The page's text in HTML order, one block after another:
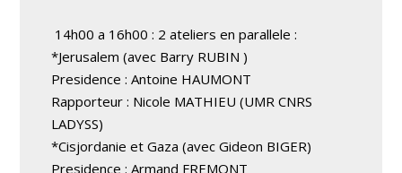
14h00 a 16h00 : 2 ateliers en parallele :
*Jerusalem (avec Barry RUBIN )
Presidence : Antoine HAUMONT
Rapporteur : Nicole MATHIEU (UMR CNRS
LADYSS)
*Cisjordanie et Gaza (avec Gideon BIGER)
Presidence : Armand FREMONT